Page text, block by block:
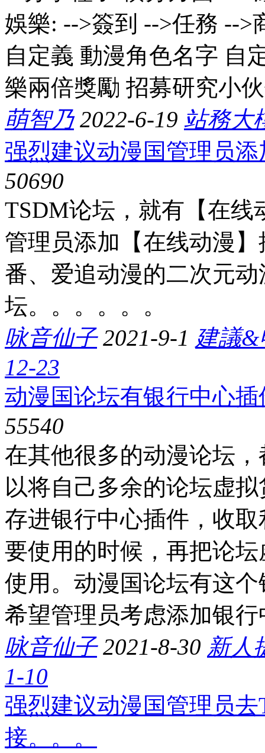
娛樂: -->簽到 -->任務 -->
自定義 動漫角色名字 自
樂兩倍獎勵 招募研究小
萌智乃 2022-6-19 站務大
强烈建议动漫国管理员
50690
TSDM论坛，就有【在线
管理员添加【在线动漫
番、爱追动漫的二次元
坛。。。。。。
咏音仙子 2021-9-1 建議&
12-23
动漫国论坛有银行中心插
55540
在其他很多的动漫论坛
以将自己多余的论坛虚
存进银行中心插件，收
要使用的时候，再把论
使用。动漫国论坛有这
希望管理员考虑添加银
咏音仙子 2021-8-30 新人
1-10
强烈建议动漫国管理员
接。。。